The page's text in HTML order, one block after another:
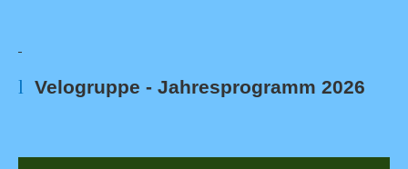
l Velogruppe - Jahresprogramm 2026